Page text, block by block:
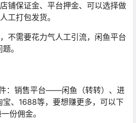
铺保证金、平台押金、可以选择做
工打包发货。
不需要花力气人工引流，闲鱼平台
。
：销售平台——闲鱼（转转）、进
、1688等，要想赚更多，可以下
份佣金。